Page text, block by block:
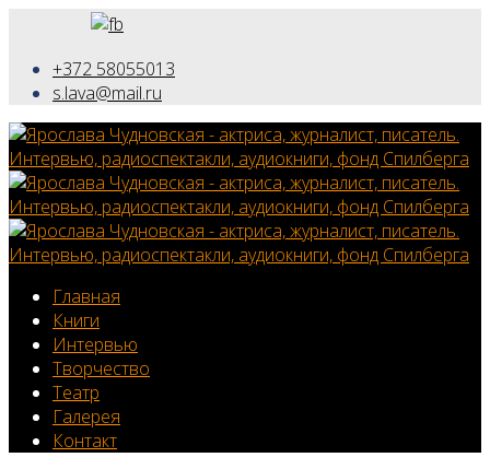
+372 58055013
s.lava@mail.ru
Главная
Книги
Интервью
Творчество
Театр
Галерея
Контакт